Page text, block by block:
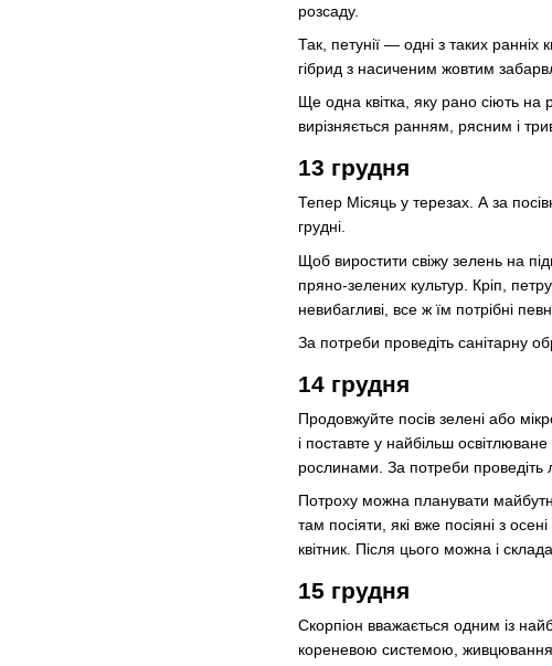
розсаду.
Так, петунії — одні з таких
гібрид з насиченим жовтим
Ще одна квітка, яку рано сіють
вирізняється ранням, рясним і
13 грудня
Тепер Місяць у терезах. А за
грудні.
Щоб виростити свіжу зелень на
пряно-зелених культур. Кріп,
невибагливі, все ж їм потрібні
За потреби проведіть санітарну
14 грудня
Продовжуйте посів зелені або
і поставте у найбільш
рослинами. За потреби проведіть
Потроху можна планувати
там посіяти, які вже посіяні з
квітник. Після цього можна і
15 грудня
Скорпіон вважається одним із
кореневою системою,